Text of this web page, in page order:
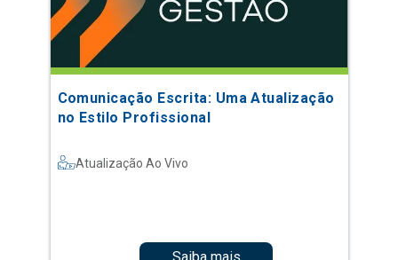
Comunicação Escrita: Uma Atualização
no Estilo Profissional
Atualização Ao Vivo